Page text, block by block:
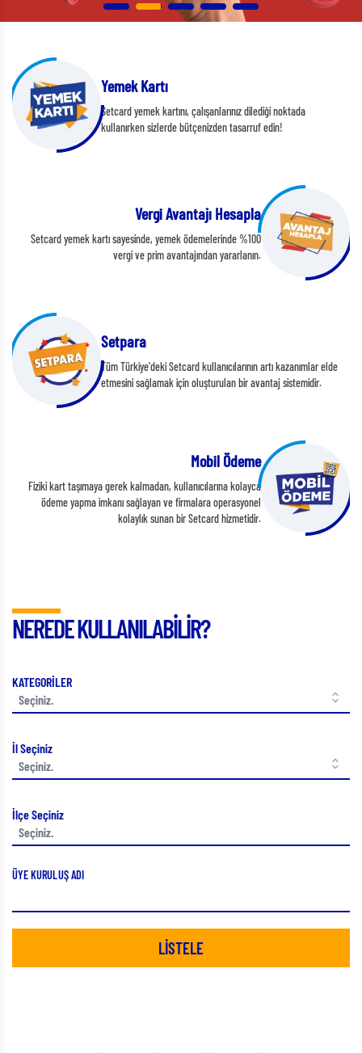
Yemek Kartı
Setcard yemek kartını, çalışanlarınız dilediği noktada
kullanırken sizlerde bütçenizden tasarruf edin!
Vergi Avantajı Hesapla
Setcard yemek kartı sayesinde, yemek ödemelerinde %100
vergi ve prim avantajından yararlanın.
Setpara
Tüm Türkiye'deki Setcard kullanıcılarının artı kazanımlar elde
etmesini sağlamak için oluşturulan bir avantaj sistemidir.
Mobil Ödeme
Fiziki kart taşımaya gerek kalmadan, kullanıcılarına kolayca
ödeme yapma imkanı sağlayan ve firmalara operasyonel
kolaylık sunan bir Setcard hizmetidir.
NEREDE KULLANILABİLİR?
KATEGORİLER
İl Seçiniz
İlçe Seçiniz
ÜYE KURULUŞ ADI
LİSTELE